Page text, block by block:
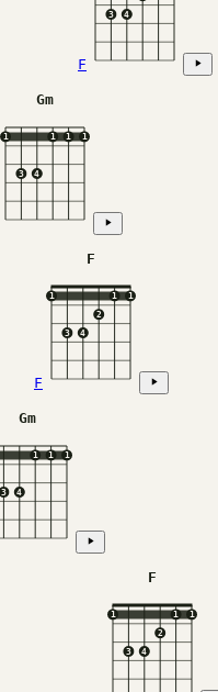
F
3 4
Gm
1
3 4
1 1 1
F
F
1
3 4
2
1 1
Gm
3 4
1 1 1
F
1
3 4
2
1 1